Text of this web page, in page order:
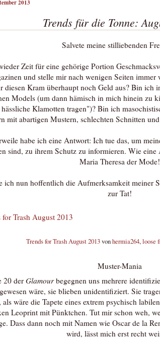
2013
Trends für die Tonne:
Salvete meine stilliebenden
Zeit für eine gehörige Portion
und stelle mir nach wenigen Seiten immer
diesen Kram überhaupt noch Geld aus? Bin ich
Models (um dann hämisch in mich hinein zu
hässliche Klamotten tragen")? Bin ich
mit abartigen Mustern, schlechten Schnitten
habe ich eine Antwort: Ich tue das, um
sind, zu ihrem Schutz zu informieren. Wie
Maria Theresa der Mode!
ich nun hoffentlich die Aufmerksamkeit meiner
zur Tat!
Trends for Trash August 2013vonhermia264,loose
Muster-Mania
20 derGlamourbegegnen uns mehrere
wäre, sie blieben unidentifiziert. Sie
als wäre die Tapete eines extrem psychisch
Leoprint mit Pünktchen. Tut mir schon weh,
Dass dann noch mit Namen wie Oscar de la
wird, lässt mich erst recht